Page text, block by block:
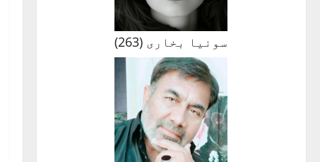
سونیا بخاری (
263
)